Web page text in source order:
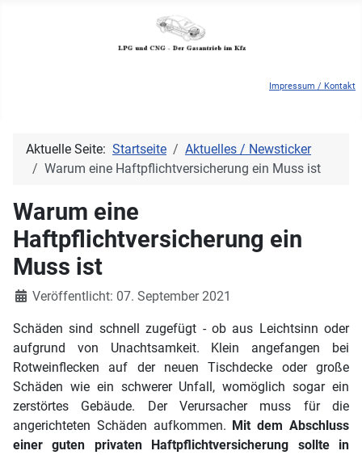
Impressum / Kontakt
Aktuelle Seite: Startseite
Aktuelles / Newsticker
Warum eine Haftpflichtversicherung ein Muss ist
Warum eine
Haftpflichtversicherung ein
Muss ist
DetailsVeröffentlicht: 07. September 2021
Schäden sind schnell zugefügt - ob aus Leichtsinn oder
aufgrund von Unachtsamkeit. Klein angefangen bei
Rotweinflecken auf der neuen Tischdecke oder große
Schäden wie ein schwerer Unfall, womöglich sogar ein
zerstörtes Gebäude. Der Verursacher muss für die
angerichteten Schäden aufkommen. Mit dem Abschluss
einer guten privaten Haftpflichtversicherung sollte in